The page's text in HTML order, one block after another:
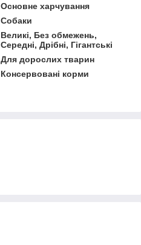
Основне харчування
Собаки
Великі, Без обмежень,
Середні, Дрібні, Гігантські
Для дорослих тварин
Консервовані корми